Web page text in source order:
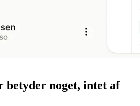
betyder noget, intet af